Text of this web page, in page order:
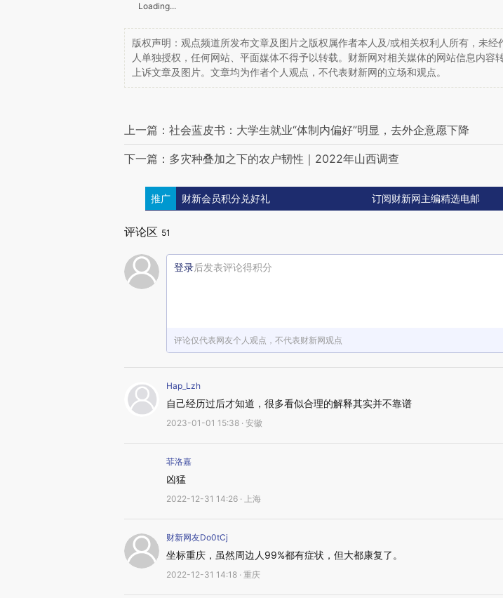
Loading...
版权声明：观点频道所发布文章及图片之版权属作者本人及/或相关权利人所有，未经
人单独授权，任何网站、平面媒体不得予以转载。财新网对相关媒体的网站信息内容
上诉文章及图片。文章均为作者个人观点，不代表财新网的立场和观点。
上一篇：社会蓝皮书：大学生就业“体制内偏好”明显，去外企意愿下降
下一篇：多灾种叠加之下的农户韧性｜2022年山西调查
推广 财新会员积分兑好礼 订阅财新网主编精选电邮
评论区 51
登录后发表评论得积分
评论仅代表网友个人观点，不代表财新网观点
Hap_Lzh
自己经历过后才知道，很多看似合理的解释其实并不靠谱
2023-01-01 15:38 · 安徽
菲洛嘉
凶猛
2022-12-31 14:26 · 上海
财新网友Do0tCj
坐标重庆，虽然周边人99%都有症状，但大都康复了。
2022-12-31 14:18 · 重庆